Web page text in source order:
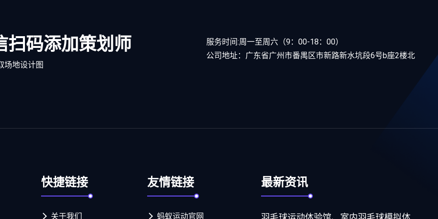
扫码添加策划师
场地设计图
服务时间:周一至周六（9：00-18：00）
公司地址：广东省广州市番禺区市新路新水坑段6号b座2楼北
快捷链接
关于我们
友情链接
蚂蚁运动官网
最新资讯